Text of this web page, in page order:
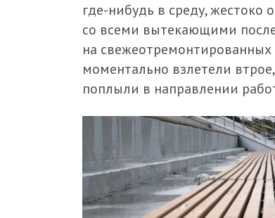
где-нибудь в среду, жестоко
со всеми вытекающими
на свежеотремонтированных
моментально взлетели
поплыли в направлении